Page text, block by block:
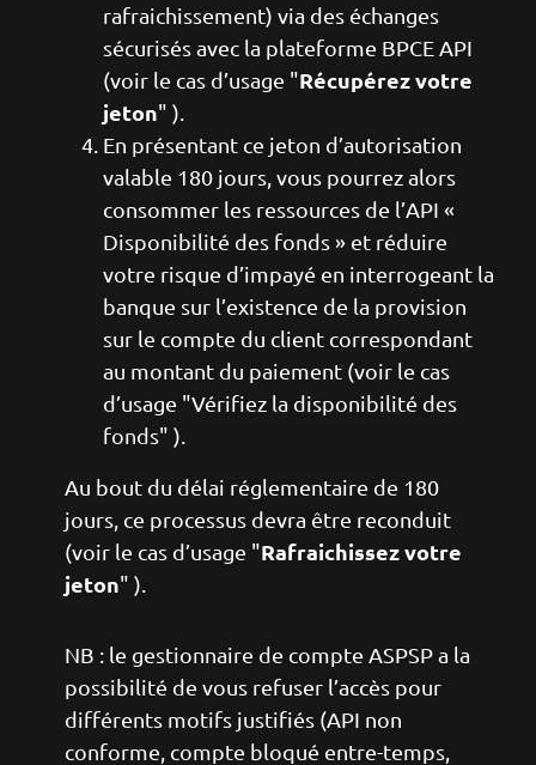
rafraichissement) via des échanges
sécurisés avec la plateforme BPCE API
(voir le cas d’usage "Récupérez votre
jeton" ).
En présentant ce jeton d’autorisation
valable 180 jours, vous pourrez alors
consommer les ressources de l’API «
Disponibilité des fonds » et réduire
votre risque d’impayé en interrogeant la
banque sur l’existence de la provision
sur le compte du client correspondant
au montant du paiement (voir le cas
d’usage "Vérifiez la disponibilité des
fonds" ).
Au bout du délai réglementaire de 180
jours, ce processus devra être reconduit
(voir le cas d’usage "Rafraichissez votre
jeton" ).
NB : le gestionnaire de compte ASPSP a la
possibilité de vous refuser l’accès pour
différents motifs justifiés (API non
conforme, compte bloqué entre-temps,